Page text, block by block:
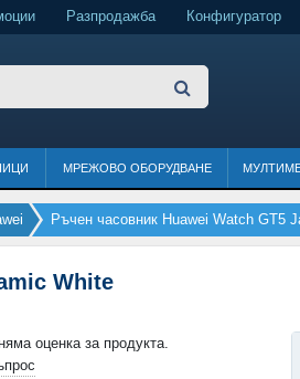
Разпродажба Конфигуратор
МРЕЖОВО ОБОРУДВАНЕ
Ръчен часовник Huawei Watch GT5
White
оценка за продукта.